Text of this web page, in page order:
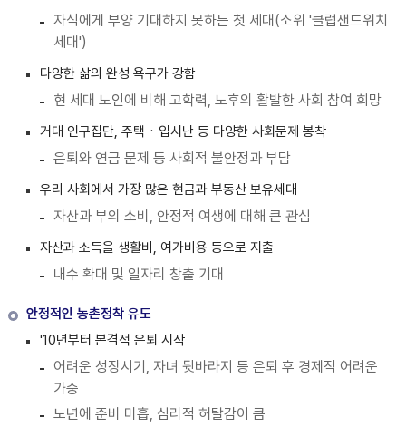
자식에게 부양 기대하지 못하는 첫 세대(소위 '클럽샌드위치
세대')
다양한 삶의 완성 욕구가 강함
현 세대 노인에 비해 고학력, 노후의 활발한 사회 참여 희망
거대 인구집단, 주택ㆍ입시난 등 다양한 사회문제 봉착
은퇴와 연금 문제 등 사회적 불안정과 부담
우리 사회에서 가장 많은 현금과 부동산 보유세대
자산과 부의 소비, 안정적 여생에 대해 큰 관심
자산과 소득을 생활비, 여가비용 등으로 지출
내수 확대 및 일자리 창출 기대
안정적인 농촌정착 유도
'10년부터 본격적 은퇴 시작
어려운 성장시기, 자녀 뒷바라지 등 은퇴 후 경제적 어려운
가중
노년에 준비 미흡, 심리적 허탈감이 큼